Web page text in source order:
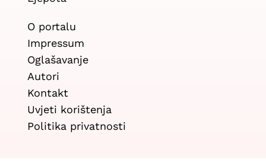
o
o
k
r
a
m
O portalu
Impressum
Oglašavanje
Autori
Kontakt
Uvjeti korištenja
Politika privatnosti